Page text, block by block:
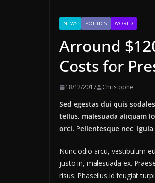
NEWS POLITICS WORLD
Arround
Costs for
18/12/2017 Christophe
Sed egestas dui quis
tellus, malesuada aliquam
orci. Pellentesque nec
Nunc odio arcu, vestibulum
justo in, malesuada ex.
risus. Phasellus id feugiat